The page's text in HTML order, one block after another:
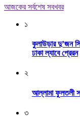
আজকের সর্বশেষ সবখবর
১
কুলাউড়ার দু’জন
ঢাকা ল্যাবে প্রেরন
২
আল্লামা ফুলতলী
৩